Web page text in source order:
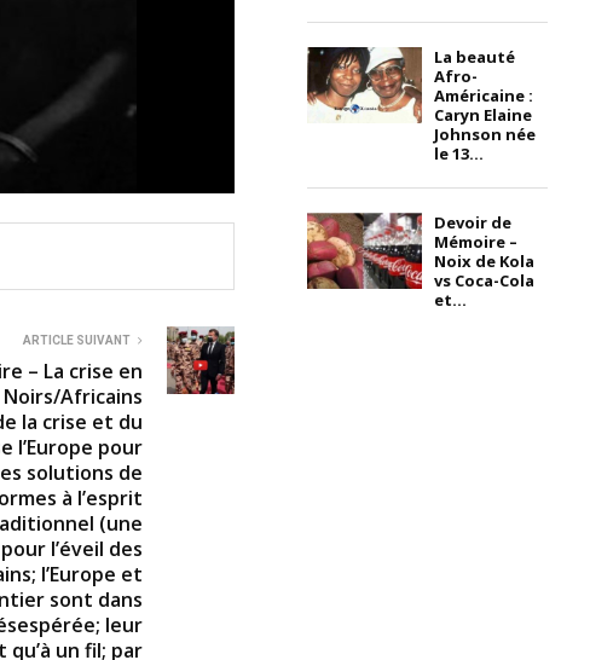
ARTICLE SUIVANT
– La crise en
Africains
la crise et du
l’Europe pour
solutions de
à l’esprit
(une
l’éveil des
l’Europe et
sont dans
leur
un fil; par
La beauté
Afro-
Américaine :
Caryn Elaine
Johnson née
le 13...
Devoir de
Mémoire –
Noix de Kola
vs Coca-Cola
et...